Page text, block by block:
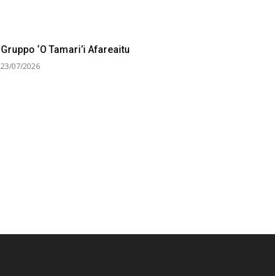
Gruppo ‘O Tamari’i Afareaitu
23/07/2026